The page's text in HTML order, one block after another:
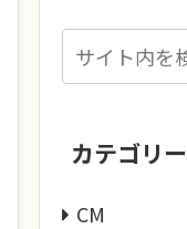
カテゴリー
CM